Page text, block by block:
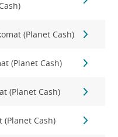
Cash)
(Planet Cash)
(Planet Cash)
(Planet Cash)
(Planet Cash)